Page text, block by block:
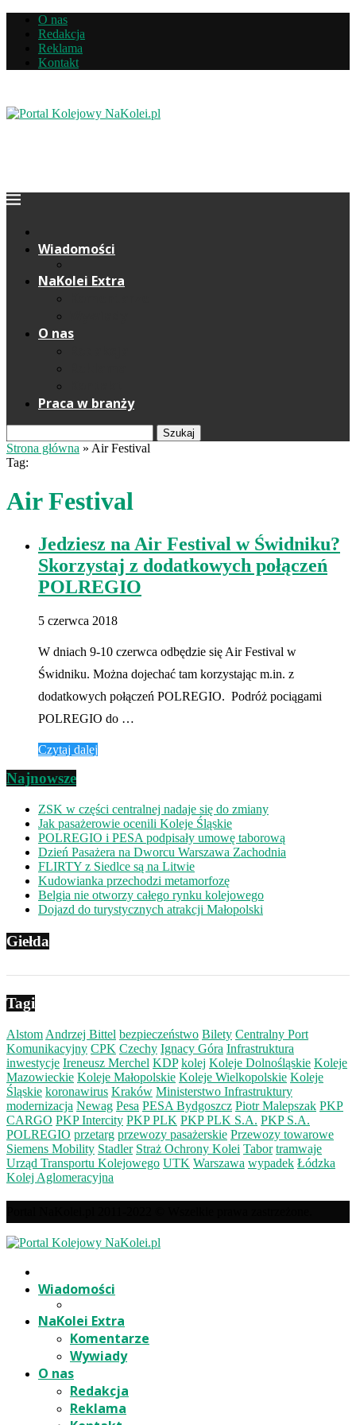
O nas
Redakcja
Reklama
Kontakt
Wiadomości
NaKolei Extra
O nas
Praca w branży
Szukaj
Strona główna » Air Festival
Tag:
Air Festival
Jedziesz na Air Festival w Świdniku?
Skorzystaj z dodatkowych połączeń
POLREGIO
5 czerwca 2018
W dniach 9-10 czerwca odbędzie się Air Festival w
Świdniku. Można dojechać tam korzystając m.in. z
dodatkowych połączeń POLREGIO. Podróż pociągami
POLREGIO do …
Czytaj dalej
Najnowsze
ZSK w części centralnej nadaje się do zmiany
Jak pasażerowie ocenili Koleje Śląskie
POLREGIO i PESA podpisały umowę taborową
Dzień Pasażera na Dworcu Warszawa Zachodnia
FLIRTY z Siedlce są na Litwie
Kudowianka przechodzi metamorfozę
Belgia nie otworzy całego rynku kolejowego
Dojazd do turystycznych atrakcji Małopolski
Giełda
Tagi
Alstom Andrzej Bittel bezpieczeństwo Bilety Centralny Port
Komunikacyjny CPK Czechy Ignacy Góra Infrastruktura
inwestycje Ireneusz Merchel KDP kolej Koleje Dolnośląskie Koleje
Mazowieckie Koleje Małopolskie Koleje Wielkopolskie Koleje
Śląskie koronawirus Kraków Ministerstwo Infrastruktury
modernizacja Newag Pesa PESA Bydgoszcz Piotr Malepszak PKP
CARGO PKP Intercity PKP PLK PKP PLK S.A. PKP S.A.
POLREGIO przetarg przewozy pasażerskie Przewozy towarowe
Siemens Mobility Stadler Straż Ochrony Kolei Tabor tramwaje
Urząd Transportu Kolejowego UTK Warszawa wypadek Łódzka
Kolej Aglomeracyjna
Wiadomości
NaKolei Extra
Komentarze
Wywiady
O nas
Redakcja
Reklama